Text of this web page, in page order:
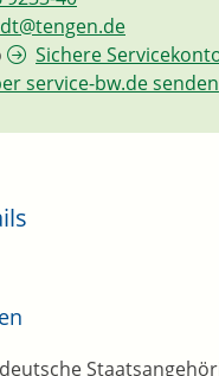
Sichere
service-bw.de senden